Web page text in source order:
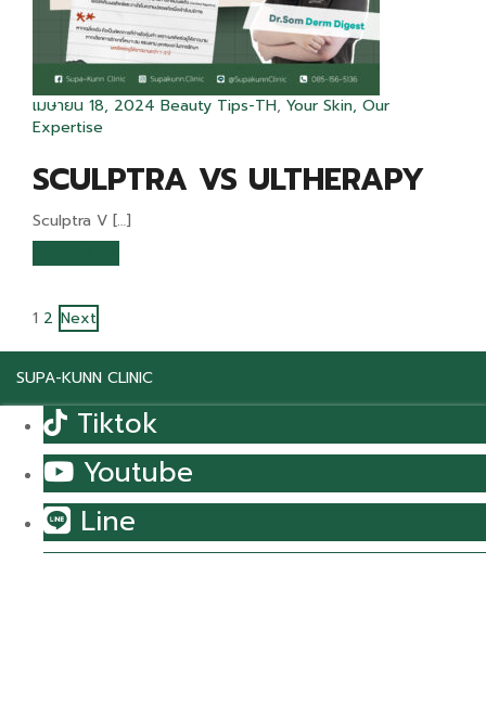
เมษายน 18, 2024 Beauty Tips-TH, Your Skin, Our
Expertise
SCULPTRA VS ULTHERAPY
Sculptra V […]
POSTS
PAGINATION
1 2 Next
SUPA-KUNN CLINIC
Tiktok
Youtube
Line